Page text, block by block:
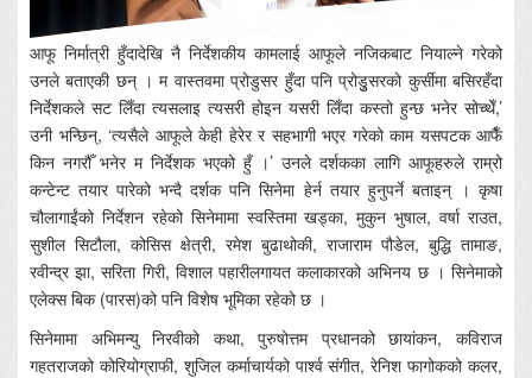
आफू निर्मात्री हुँदादेखि नै निर्देशकीय कामलाई आफूले नजिकबाट नियाल्ने गरेको
उनले बताएकी छन् । म वास्तवमा प्रोडुसर हुँदा पनि प्रोडुुसरको कुर्सीमा बसिरहँदा
निर्देशकले सट लिँदा त्यसलाइ त्यसरी होइन यसरी लिँदा कस्तो हुन्छ भनेर सोच्थेँ,’
उनी भन्छिन्, ‘त्यसैले आफूले केही हेरेर र सहभागी भएर गरेको काम यसपटक आफैँ
किन नगरौँ भनेर म निर्देशक भएको हुँ ।’ उनले दर्शकका लागि आफूहरुले राम्रो
कन्टेन्ट तयार पारेको भन्दै दर्शक पनि सिनेमा हेर्न तयार हुनुपर्ने बताइन् । कृषा
चौलागाईंको निर्देशन रहेको सिनेमामा स्वस्तिमा खड्का, मुकुन भुषाल, वर्षा राउत,
सुशील सिटौला, कोसिस क्षेत्री, रमेश बुढाथोकी, राजाराम पौडेल, बुद्धि तामाङ,
रवीन्द्र झा, सरिता गिरी, विशाल पहारीलगायत कलाकारको अभिनय छ । सिनेमाको
एलेक्स बिक (पारस)को पनि विशेष भूमिका रहेको छ ।
सिनेमामा अभिमन्यु निरवीको कथा, पुरुषोत्तम प्रधानको छायांकन, कविराज
गहतराजको कोरियोग्राफी, शुजिल कर्माचार्यको पार्श्व संगीत, रेनिश फागोकको कलर,